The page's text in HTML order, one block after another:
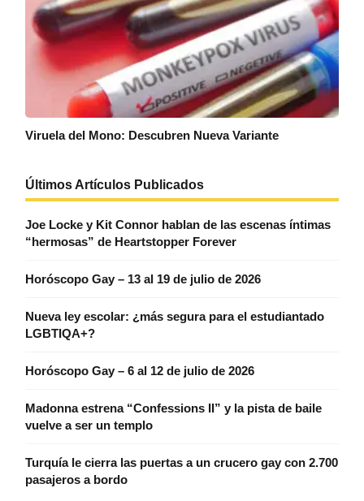
Viruela del Mono: Descubren Nueva Variante
Últimos Artículos Publicados
Joe Locke y Kit Connor hablan de las escenas íntimas
“hermosas” de Heartstopper Forever
Horóscopo Gay – 13 al 19 de julio de 2026
Nueva ley escolar: ¿más segura para el estudiantado
LGBTIQA+?
Horóscopo Gay – 6 al 12 de julio de 2026
Madonna estrena “Confessions II” y la pista de baile
vuelve a ser un templo
Turquía le cierra las puertas a un crucero gay con 2.700
pasajeros a bordo